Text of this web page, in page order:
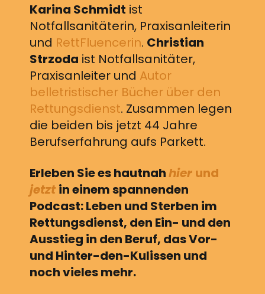
Karina Schmidt ist
Notfallsanitäterin, Praxisanleiterin
und RettFluencerin. Christian
Strzoda ist Notfallsanitäter,
Praxisanleiter und Autor
belletristischer Bücher über den
Rettungsdienst. Zusammen legen
die beiden bis jetzt 44 Jahre
Berufserfahrung aufs Parkett.
Erleben Sie es hautnahhier und
jetzt in einem spannenden
Podcast: Leben und Sterben im
Rettungsdienst, den Ein- und den
Ausstieg in den Beruf, das Vor-
und Hinter-den-Kulissen und
noch vieles mehr.